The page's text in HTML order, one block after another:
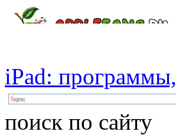
iPad: программы,
поиск по сайту